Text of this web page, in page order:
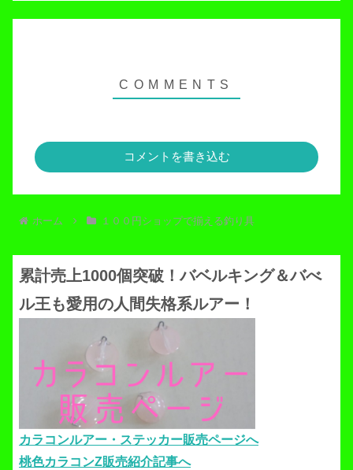
コメントを書き込む
ホーム １００円ショップで揃える釣り具
累計売上1000個突破！バベルキング＆バべ
ル王も愛用の人間失格系ルアー！
カラコンルアー・ステッカー販売ページへ
桃色カラコンZ販売紹介記事へ